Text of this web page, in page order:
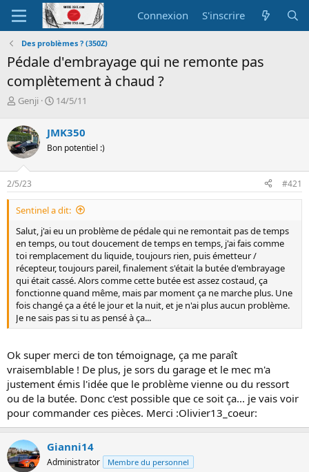
Connexion S'inscrire
Des problèmes ? (350Z)
Pédale d'embrayage qui ne remonte pas
complètement à chaud ?
A
t
e
u
r
d
e
l
a
i
s
c
u
s
s
i
o
Genji
D
e
d
d
b
u
14/5/11
JMK350
Bon potentiel :)
2/5/23 #421
Sentinel a dit:
Salut, j'ai eu un problème de pédale qui ne remontait pas de temps
en temps, ou tout doucement de temps en temps, j'ai fais comme
toi remplacement du liquide, toujours rien, puis émetteur /
récepteur, toujours pareil, finalement s'était la butée d'embrayage
qui était cassé. Alors comme cette butée est assez costaud, ça
fonctionne quand même, mais par moment ça ne marche plus. Une
fois changé ça a été le jour et la nuit, et je n'ai plus aucun problème.
Je ne sais pas si tu as pensé à ça...
Ok super merci de ton témoignage, ça me paraît
vraisemblable ! De plus, je sors du garage et le mec m'a
justement émis l'idée que le problème vienne ou du ressort
ou de la butée. Donc c'est possible que ce soit ça... je vais voir
pour commander ces pièces. Merci :Olivier13_coeur:
Gianni14
Administrator Membre du personnel